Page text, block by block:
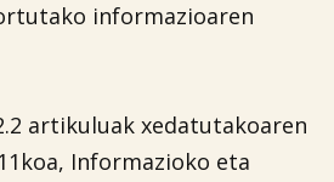
informazioaren
artikuluak xedatutakoaren
Informazioko eta